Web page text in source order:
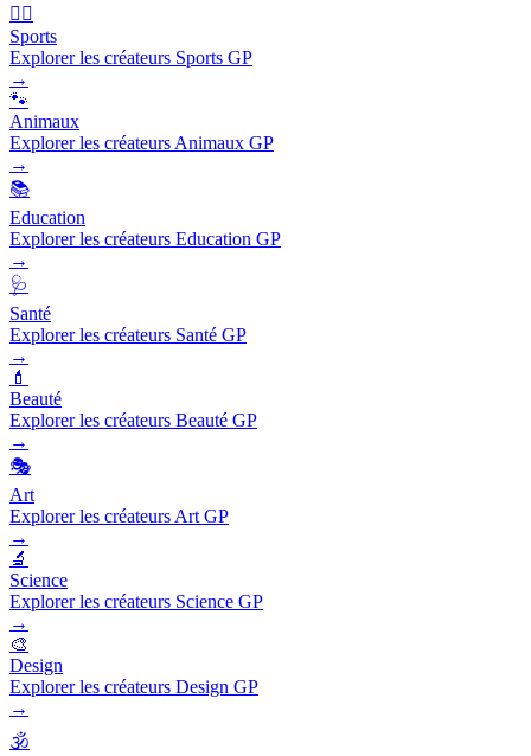
🏃‍♂️
Sports
Explorer les créateurs Sports GP
→
🐾
Animaux
Explorer les créateurs Animaux GP
→
📚
Education
Explorer les créateurs Education GP
→
🩺
Santé
Explorer les créateurs Santé GP
→
💄
Beauté
Explorer les créateurs Beauté GP
→
🎭
Art
Explorer les créateurs Art GP
→
🔬
Science
Explorer les créateurs Science GP
→
🎨
Design
Explorer les créateurs Design GP
→
🕉️